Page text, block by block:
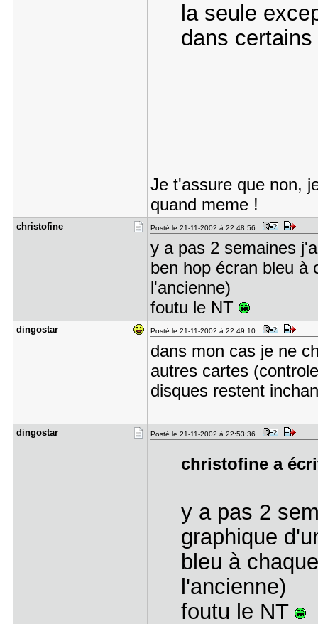
la seule
dans
Je t'assure que non,
quand meme !
christofin​e Posté le 21-11-2002 à 22:48:56
y a pas 2 semaines
ben hop écran bleu à
l'ancienne)
foutu le NT
dingostar Posté le 21-11-2002 à 22:49:10
dans mon cas je ne
autres cartes
disques restent
dingostar Posté le 21-11-2002 à 22:53:36
christofine a
y a pas 2
graphique
bleu à
l'ancienne)
foutu le NT